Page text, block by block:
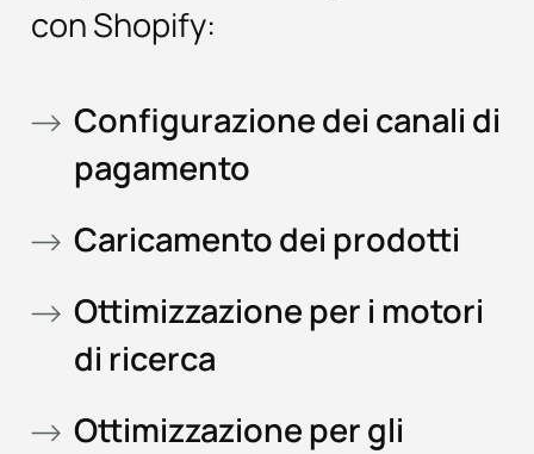
con Shopify:
Configurazione dei canali di
pagamento
Caricamento dei prodotti
Ottimizzazione per i motori
di ricerca
Ottimizzazione per gli